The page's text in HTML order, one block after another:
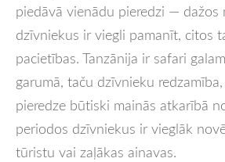
piedāvā vienādu pieredzi — dažos
dzīvniekus ir viegli pamanīt, citos
pacietības. Tanzānija ir safari
garumā, taču dzīvnieku
pieredze būtiski mainās atkarībā
periodos dzīvniekus ir vieglāk
tūristu vai zaļākas ainavas.